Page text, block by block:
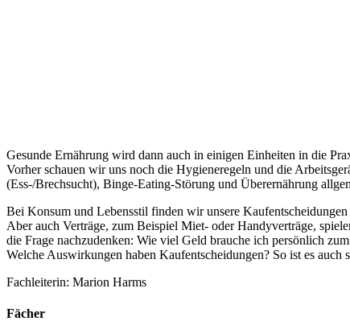
Gesunde Ernährung wird dann auch in einigen Einheiten in die
Vorher schauen wir uns noch die Hygieneregeln und die
(Ess-/Brechsucht), Binge-Eating-Störung und Überernährung
Bei Konsum und Lebensstil finden wir unsere
Aber auch Verträge, zum Beispiel Miet- oder Handyverträge,
die Frage nachzudenken: Wie viel Geld brauche ich persönlich
Welche Auswirkungen haben Kaufentscheidungen? So ist es
Fachleiterin: Marion Harms
Fächer